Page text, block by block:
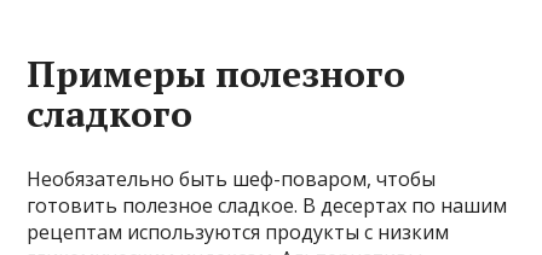
Примеры полезного
сладкого
Необязательно быть шеф-поваром, чтобы
готовить полезное сладкое. В десертах по нашим
рецептам используются продукты с низким